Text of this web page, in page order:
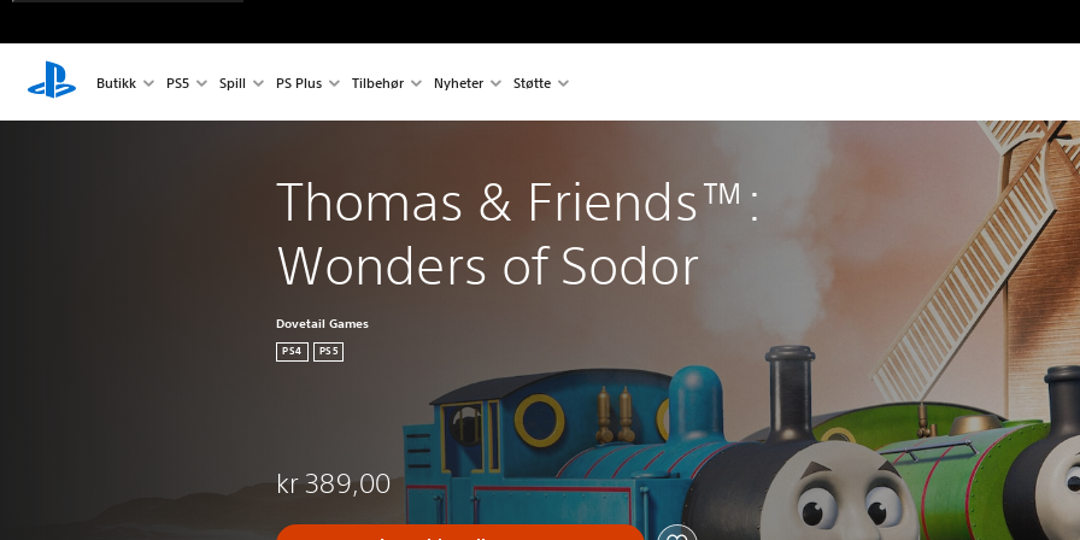
Butikk PS5 Spill PS Plus Tilbehør Nyheter Støtte
Thomas & Friends™:
Wonders of Sodor
Dovetail Games
PS4 PS5
kr 389,00